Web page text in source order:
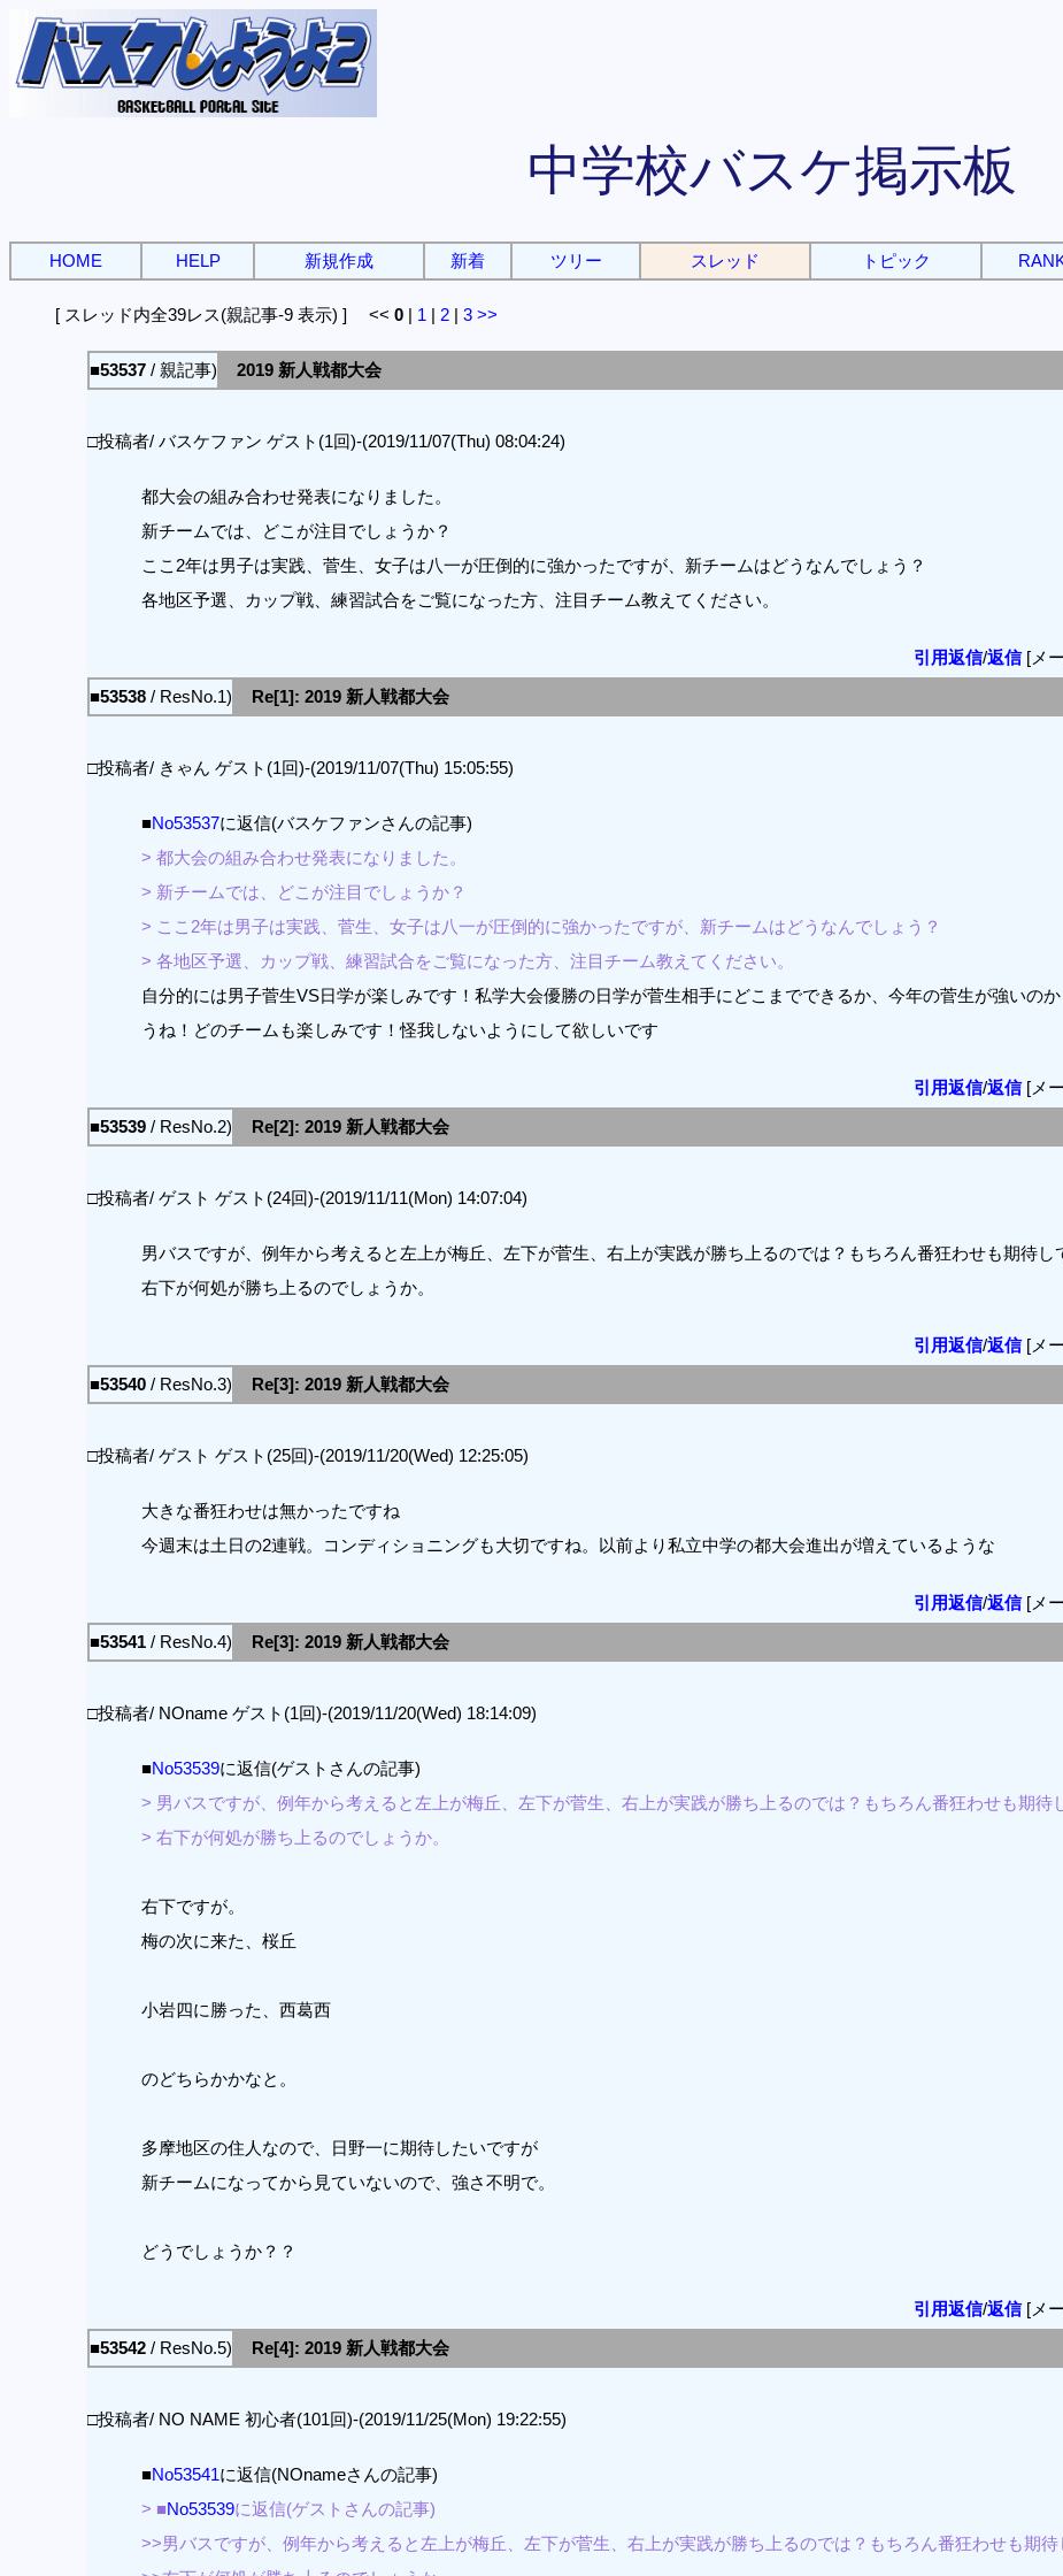
中学校バスケ掲示板
HOME HELP 新規作成 新着 ツリー スレッド トピック
[ スレッド内全39レス(親記事-9 表示) ] << 0 | 1 | 2 | 3 >>
■53537/ 親記事)
2019 新人戦都大会
□投稿者/ バスケファン ゲスト(1回)-(2019/11/07(Thu) 08:04:24)
都大会の組み合わせ発表になりました。
新チームでは、どこが注目でしょうか？
ここ2年は男子は実践、菅生、女子は八一が圧倒的に強かったですが、新チームはどうなんでしょう？
各地区予選、カップ戦、練習試合をご覧になった方、注目チーム教えてください。
引用返信/返信[メ
■53538/ ResNo.1)
Re[1]: 2019 新人戦都大会
□投稿者/ きゃん ゲスト(1回)-(2019/11/07(Thu) 15:05:55)
■No53537に返信(バスケファンさんの記事)
> 都大会の組み合わせ発表になりました。
> 新チームでは、どこが注目でしょうか？
> ここ2年は男子は実践、菅生、女子は八一が圧倒的に強かったですが、新チームはどうなんでしょう？
> 各地区予選、カップ戦、練習試合をご覧になった方、注目チーム教えてください。
自分的には男子菅生VS日学が楽しみです！私学大会優勝の日学が菅生相手にどこまでできるか、今年の菅生が強いの
うね！どのチームも楽しみです！怪我しないようにして欲しいです
引用返信/返信[メ
■53539/ ResNo.2)
Re[2]: 2019 新人戦都大会
□投稿者/ ゲスト ゲスト(24回)-(2019/11/11(Mon) 14:07:04)
男バスですが、例年から考えると左上が梅丘、左下が菅生、右上が実践が勝ち上るのでは？もちろん番狂わせも期待し
右下が何処が勝ち上るのでしょうか。
引用返信/返信[メ
■53540/ ResNo.3)
Re[3]: 2019 新人戦都大会
□投稿者/ ゲスト ゲスト(25回)-(2019/11/20(Wed) 12:25:05)
大きな番狂わせは無かったですね
今週末は土日の2連戦。コンディショニングも大切ですね。以前より私立中学の都大会進出が増えているような
引用返信/返信[メ
■53541/ ResNo.4)
Re[3]: 2019 新人戦都大会
□投稿者/ NOname ゲスト(1回)-(2019/11/20(Wed) 18:14:09)
■No53539に返信(ゲストさんの記事)
> 男バスですが、例年から考えると左上が梅丘、左下が菅生、右上が実践が勝ち上るのでは？もちろん番狂わせも期待
> 右下が何処が勝ち上るのでしょうか。
右下ですが。
梅の次に来た、桜丘
小岩四に勝った、西葛西
のどちらかかなと。
多摩地区の住人なので、日野一に期待したいですが
新チームになってから見ていないので、強さ不明で。
どうでしょうか？？
引用返信/返信[メ
■53542/ ResNo.5)
Re[4]: 2019 新人戦都大会
□投稿者/ NO NAME 初心者(101回)-(2019/11/25(Mon) 19:22:55)
■No53541に返信(NOnameさんの記事)
> ■No53539に返信(ゲストさんの記事)
>>男バスですが、例年から考えると左上が梅丘、左下が菅生、右上が実践が勝ち上るのでは？もちろん番狂わせも期待